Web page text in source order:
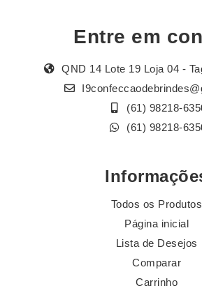
Entre em
QND 14 Lote 19 Loja 04 -
(61) 98218-
(61) 98218-
Todos os Produtos
Página inicial
Lista de Desejos
Comparar
Carrinho